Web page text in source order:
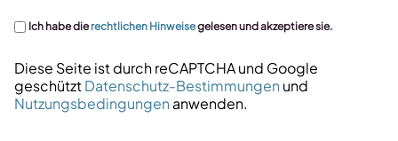
Ich habe dierechtlichen Hinweisegelesen und akzeptiere sie.
Diese Seite ist durch reCAPTCHA und Google
geschütztDatenschutz-Bestimmungen und
Nutzungsbedingungen anwenden.